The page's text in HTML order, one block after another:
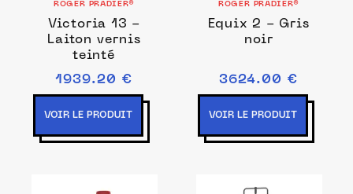
ROGER PRADIER®
Victoria 13 -
Laiton vernis
teinté
1939.20 €
VOIR LE PRODUIT
ROGER PRADIER®
Equix 2 - Gris
noir
3624.00 €
VOIR LE PRODUIT